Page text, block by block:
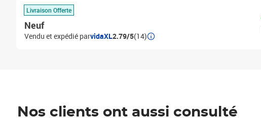
Livraison Offerte
Neuf
Vendu et expédié parvidaXL2.79/5(14)
Nos clients ont aussi consulté